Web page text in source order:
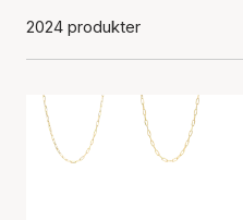
2024 produkter